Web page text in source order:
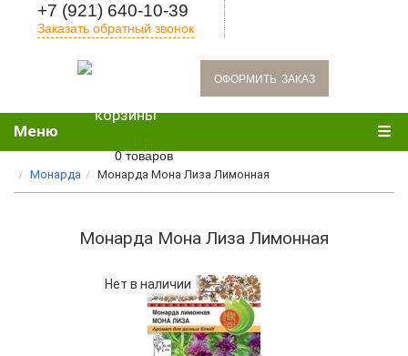
+7 (921) 640-10-39
Заказать обратный звонок
oформить заказ
0 товаров
Меню
Монарда Монарда Мона Лиза Лимонная
Монарда Мона Лиза Лимонная
Нет в наличии